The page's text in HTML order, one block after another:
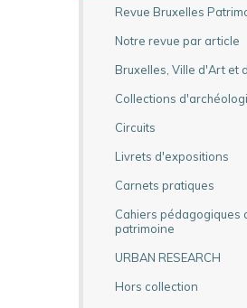
Revue Bruxelles
Notre revue par article
Bruxelles, Ville d'Art et
Collections
Circuits
Livrets d'expositions
Carnets pratiques
Cahiers pédagogiques
patrimoine
URBAN RESEARCH
Hors collection